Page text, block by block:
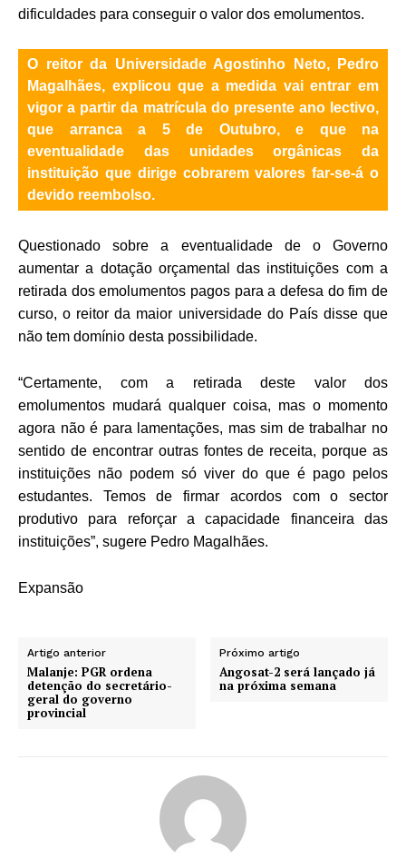
dificuldades para conseguir o valor dos emolumentos.
O reitor da Universidade Agostinho Neto, Pedro
Magalhães, explicou que a medida vai entrar em
vigor a partir da matrícula do presente ano lectivo,
que arranca a 5 de Outubro, e que na
eventualidade das unidades orgânicas da
instituição que dirige cobrarem valores far-se-á o
devido reembolso.
Questionado sobre a eventualidade de o Governo
aumentar a dotação orçamental das instituições com a
retirada dos emolumentos pagos para a defesa do fim de
curso, o reitor da maior universidade do País disse que
não tem domínio desta possibilidade.
“Certamente, com a retirada deste valor dos
emolumentos mudará qualquer coisa, mas o momento
agora não é para lamentações, mas sim de trabalhar no
sentido de encontrar outras fontes de receita, porque as
instituições não podem só viver do que é pago pelos
estudantes. Temos de firmar acordos com o sector
produtivo para reforçar a capacidade financeira das
instituições”, sugere Pedro Magalhães.
Expansão
Artigo anterior
Malanje: PGR ordena
detenção do secretário-
geral do governo
provincial
Próximo artigo
Angosat-2 será lançado já
na próxima semana